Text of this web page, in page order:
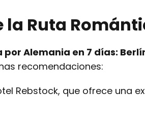
Ruta
por Alemania en 7 días:
recomendaciones:
Rebstock, que ofrece una